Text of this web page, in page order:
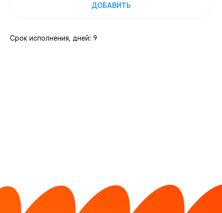
ДОБАВИТЬ
Срок исполнения, дней: 9